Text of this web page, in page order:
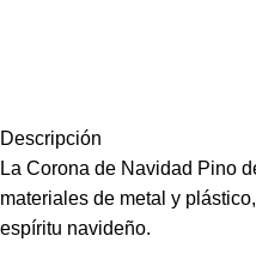
Descripción
La Corona de Navidad Pino
materiales de metal y
espíritu navideño.